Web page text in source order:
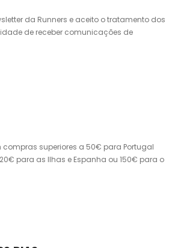
da Runners e aceito o tratamento dos
de receber comunicações de
compras superiores a 50€ para Portugal
para as Ilhas e Espanha ou 150€ para o